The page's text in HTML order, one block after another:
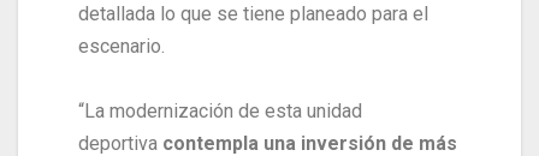
detallada lo que se tiene planeado para el
escenario.
“La modernización de esta unidad
deportiva contempla una inversión de más